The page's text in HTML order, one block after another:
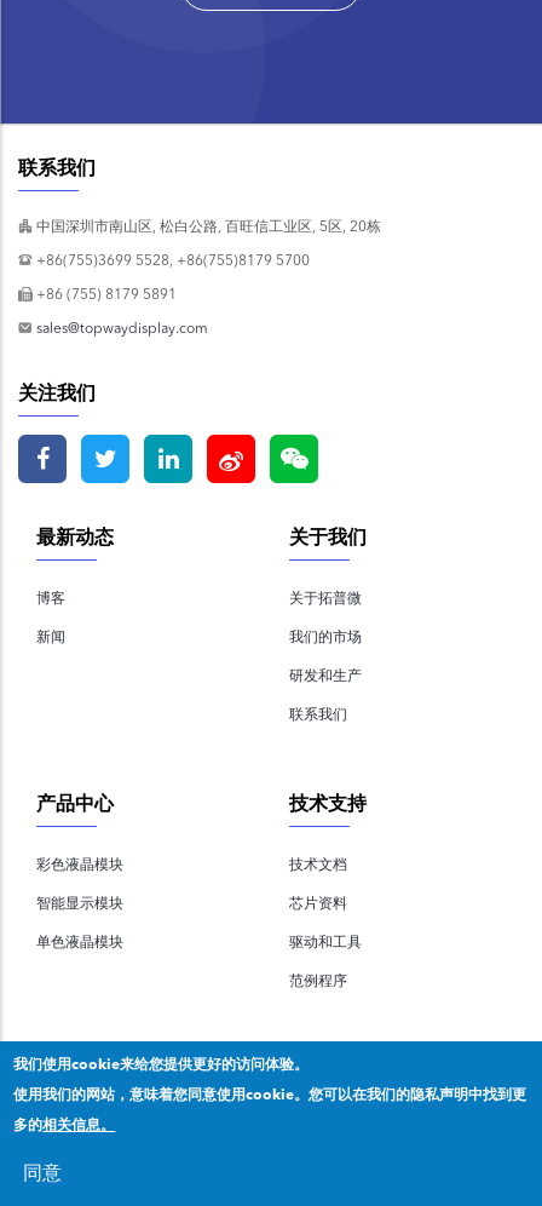
联系我们
中国深圳市南山区, 松白公路, 百旺信工业区, 5区, 20栋
+86(755)3699 5528, +86(755)8179 5700
+86 (755) 8179 5891
sales@topwaydisplay.com
关注我们
关于我们
关于拓普微
我们的市场
研发和生产
联系我们
最新动态
博客
新闻
技术支持
技术文档
芯片资料
驱动和工具
范例程序
产品中心
彩色液晶模块
智能显示模块
单色液晶模块
我们使用cookie来给您提供更好的访问体验。
使用我们的网站，意味着您同意使用cookie。您可以在我们的隐私声明中找到更
多的相关信息。
同意